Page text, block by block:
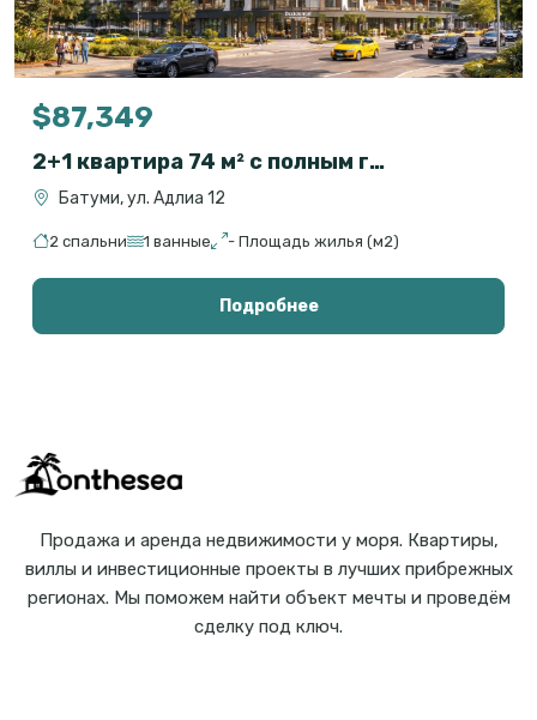
$87,349
2+1 квартира 74 м² с полным гостиничным сервисом в OXY Residence, Батуми
Батуми, ул. Адлиа 12
2 спальни 1 ванные - Площадь жилья (м2)
Подробнее
Продажа и аренда недвижимости у моря. Квартиры,
виллы и инвестиционные проекты в лучших прибрежных
регионах. Мы поможем найти объект мечты и проведём
сделку под ключ.